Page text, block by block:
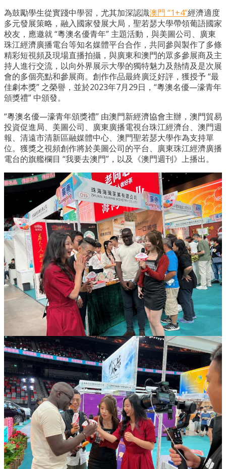
為鼓勵學生從實踐中學習，尤其加深認識澳門 “1+4”經濟適度
多元發展策略，融入國家發展大局，聖若瑟大學帶領葡語國家
校友，應邀就 “粵澳名優青年” 主題活動，與美圖公司、廣東
珠江經濟廣播電台等知名媒體平台合作，共同參與製作了多條
精彩短視頻及現場直播拍攝，與廣東和澳門的眾多參展商及主
持人進行交流，以向外界展示大學的獨特魅力及熱情及是次展
會的多個亮點和參展商。創作作品最終廣泛好評，獲授予 “最
佳劇本獎” 之榮譽，並於2023年7月29日，“粵澳名優—濠青年
頒獎禮” 中頒發。
“粵澳名優—濠青年頒獎禮” 由澳門新經濟協會主辦，澳門貿易
投資促進局、美圖公司、廣東廣播電視台珠江經濟台、澳門週
報、清遠市清新區融媒體中心、澳門聖若瑟大學作為支持單
位。獲獎之視頻創作將於美圖公司的平台、廣東珠江經濟廣播
電台的旗艦欄目 “我要去澳門”，以及《澳門週刊》上播出。